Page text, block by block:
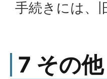
手続きには、
7 その他